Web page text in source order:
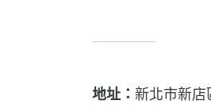
地址： 新北市新店